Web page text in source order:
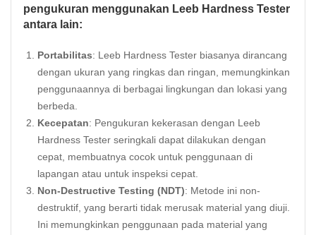
pengukuran menggunakan Leeb Hardness Tester
antara lain:
Portabilitas: Leeb Hardness Tester biasanya dirancang
dengan ukuran yang ringkas dan ringan, memungkinkan
penggunaannya di berbagai lingkungan dan lokasi yang
berbeda.
Kecepatan: Pengukuran kekerasan dengan Leeb
Hardness Tester seringkali dapat dilakukan dengan
cepat, membuatnya cocok untuk penggunaan di
lapangan atau untuk inspeksi cepat.
Non-Destructive Testing (NDT): Metode ini non-
destruktif, yang berarti tidak merusak material yang diuji.
Ini memungkinkan penggunaan pada material yang